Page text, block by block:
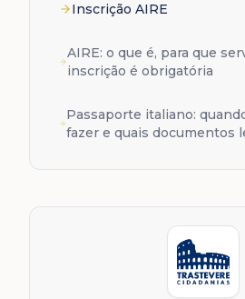
Inscrição AIRE
AIRE: o que é, para que
inscrição é obrigatória
Passaporte italiano:
fazer e quais documentos